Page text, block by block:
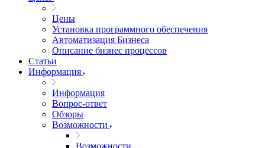
Цены
Установка программного обеспечения
Автоматизация Бизнеса
Описание бизнес процессов
Статьи
Информация
Информация
Вопрос-ответ
Обзоры
Возможности
Возможности